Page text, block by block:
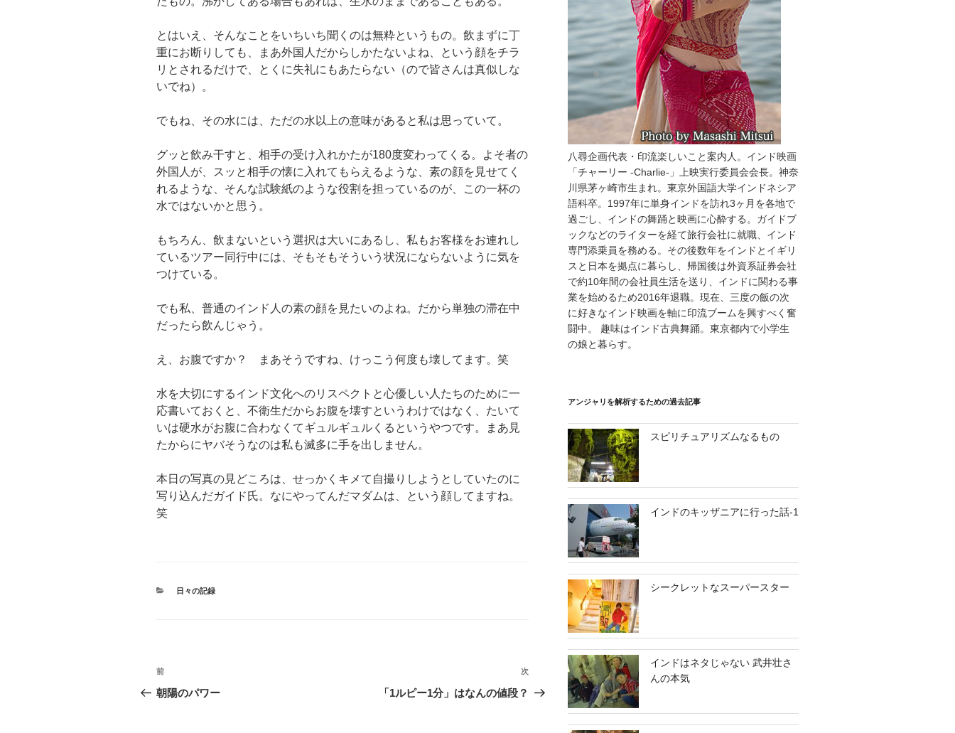
とはいえ、そんなことをいちいち聞くのは無粋というもの。飲まずに丁
重にお断りしても、まあ外国人だからしかたないよね、という顔をチラ
リとされるだけで、とくに失礼にもあたらない（ので皆さんは真似しな
いでね）。
でもね、その水には、ただの水以上の意味があると私は思っていて。
グッと飲み干すと、相手の受け入れかたが180度変わってくる。よそ者の
外国人が、スッと相手の懐に入れてもらえるような、素の顔を見せてく
れるような、そんな試験紙のような役割を担っているのが、この一杯の
水ではないかと思う。
もちろん、飲まないという選択は大いにあるし、私もお客様をお連れし
ているツアー同行中には、そもそもそういう状況にならないように気を
つけている。
でも私、普通のインド人の素の顔を見たいのよね。だから単独の滞在中
だったら飲んじゃう。
え、お腹ですか？ まあそうですね、けっこう何度も壊してます。笑
水を大切にするインド文化へのリスペクトと心優しい人たちのために一
応書いておくと、不衛生だからお腹を壊すというわけではなく、たいて
いは硬水がお腹に合わなくてギュルギュルくるというやつです。まあ見
たからにヤバそうなのは私も滅多に手を出しません。
本日の写真の見どころは、せっかくキメて自撮りしようとしていたのに
写り込んだガイド氏。なにやってんだマダムは、という顔してますね。
笑
カ
日々の記録
投
稿
過
去
前
朝陽のパワー
次
の
次
「1ルピー1分」はなんの値段？
八尋企画代表・印流楽しいこと案内人。インド映画
「チャーリー -Charlie-」上映実行委員会会長。神奈
川県茅ヶ崎市生まれ。東京外国語大学インドネシア
語科卒。1997年に単身インドを訪れ3ヶ月を各地で
過ごし、インドの舞踊と映画に心酔する。ガイドブ
ックなどのライターを経て旅行会社に就職、インド
専門添乗員を務める。その後数年をインドとイギリ
スと日本を拠点に暮らし、帰国後は外資系証券会社
で約10年間の会社員生活を送り、インドに関わる事
業を始めるため2016年退職。現在、三度の飯の次
に好きなインド映画を軸に印流ブームを興すべく奮
闘中。 趣味はインド古典舞踊。東京都内で小学生
の娘と暮らす。
アンジャリを解析するための過去記事
スピリチュアリズムなるもの
インドのキッザニアに行った話-1
シークレットなスーパースター
インドはネタじゃない 武井壮さ
んの本気